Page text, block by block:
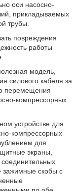
оси насосно-
прикладываемых
трубы.
повреждения
работы
модель,
силового кабеля за
перемещения
компрессорных
устройстве для
компрессорных
для
экраны,
зажимные скобы с